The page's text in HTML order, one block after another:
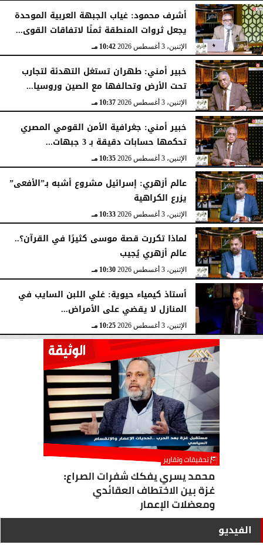
أشرف محمود: غياب الجبهة العربية الموحدة
يجعل ثروات المنطقة ثمنًا لاتفاقات القوى...
الإثنين، 3 أغسطس 2026 10:42 مـ
خبير أمني: طهران تستغل التهدئة لتجارب
تحت الأرض وتحالفها مع الصين وروسيا...
الإثنين، 3 أغسطس 2026 10:37 مـ
خبير أمني: جغرافية الأمن القومي المصري
تحكمها حسابات دقيقة بـ 3 جبهات...
الإثنين، 3 أغسطس 2026 10:35 مـ
عالم أزهري: إسرائيل مشروع أشبه بـ”الأفعى”
يزرع الكراهية
الإثنين، 3 أغسطس 2026 10:33 مـ
لماذا تكررت قصة موسى كثيرًا في القرآن؟..
عالم أزهري يُجيب
الإثنين، 3 أغسطس 2026 10:30 مـ
أستاذ كيمياء حيوية: غلي اللبن السايب في
المنازل لا يقضي على الأمراض...
الإثنين، 3 أغسطس 2026 10:25 مـ
الفيديو